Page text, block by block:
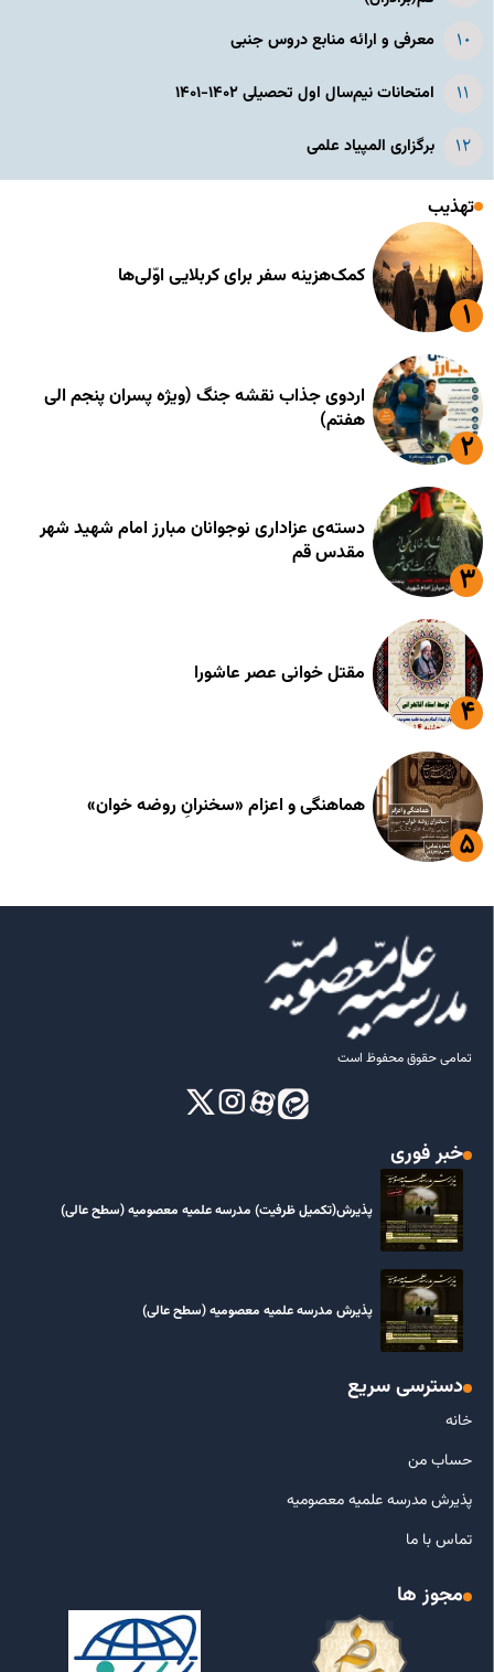
معرفی و ارائه منابع دروس جنبی
امتحانات نیم‌سال اول تحصیلی ۱۴۰۲-۱۴۰۱
برگزاری المپیاد علمی
تهذیب
کمک‌هزینه سفر برای کربلایی اوّلی‌ها
اردوی جذاب نقشه جنگ (ویژه پسران پنجم الی
هفتم)
دسته‌ی عزاداری نوجوانان مبارز امام شهید شهر
مقدس قم
مقتل خوانی عصر عاشورا
هماهنگی و اعزام «سخنرانِ روضه خوان»
تمامی حقوق محفوظ است
خبر فوری
پذیرش(تکمیل ظرفیت) مدرسه علمیه معصومیه‌ (سطح عالی)
پذیرش مدرسه علمیه معصومیه‌ (سطح عالی)
دسترسی سریع
خانه
حساب من
پذیرش مدرسه علمیه معصومیه
تماس با ما
مجوز ها